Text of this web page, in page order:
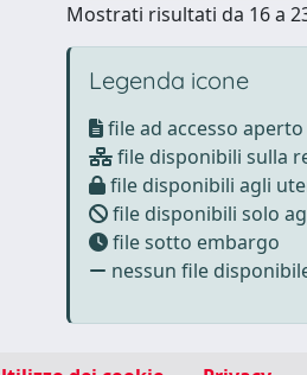
Mostrati risultati da 16 a
Legenda icone
file ad accesso aperto
file disponibili sulla
file disponibili agli
file disponibili solo
file sotto embargo
nessun file